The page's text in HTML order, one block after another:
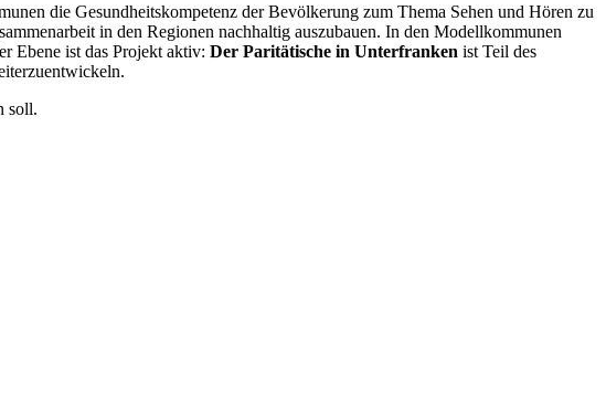
die Gesundheitskompetenz der Bevölkerung zum Thema Sehen und Hören zu
in den Regionen nachhaltig auszubauen. In den Modellkommunen
Ebene ist das Projekt aktiv: Der Paritätische in Unterfranken ist Teil des
soll.